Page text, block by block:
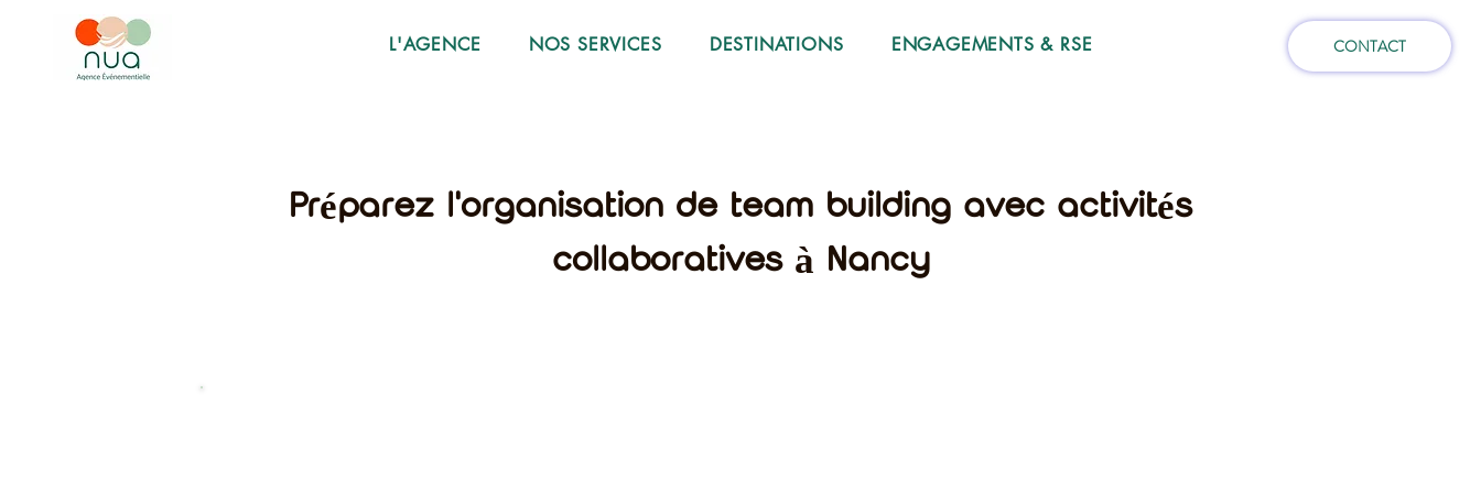
L'AGENCE NOS SERVICES DESTINATIONS ENGAGEMENTS & RSE CONTACT
Préparez l'organisation de team building avec activités
collaboratives à Nancy